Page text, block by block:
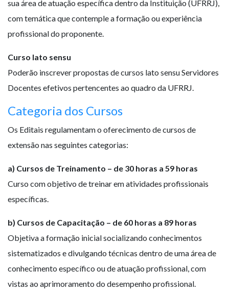
sua área de atuação específica dentro da Instituição (UFRRJ),
com temática que contemple a formação ou experiência
profissional do proponente.
Curso lato sensu
Poderão inscrever propostas de cursos lato sensu Servidores
Docentes efetivos pertencentes ao quadro da UFRRJ.
Categoria dos Cursos
Os Editais regulamentam o oferecimento de cursos de
extensão nas seguintes categorias:
a) Cursos de Treinamento – de 30 horas a 59 horas
Curso com objetivo de treinar em atividades profissionais
específicas.
b) Cursos de Capacitação – de 60 horas a 89 horas
Objetiva a formação inicial socializando conhecimentos
sistematizados e divulgando técnicas dentro de uma área de
conhecimento específico ou de atuação profissional, com
vistas ao aprimoramento do desempenho profissional.